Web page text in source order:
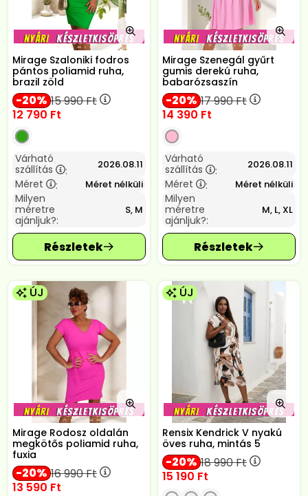
Mirage Szaloniki fodros
pántos poliamid ruha,
brazil zöld
20 15 990Ft
12 790 Ft
Várható
szállítás
: 2026.08.11
Méret : Méret nélküli
Milyen
méretre
ajánljuk?:
S, M
Mirage Szenegál gyűrt
gumis derekú ruha,
babarózsaszín
20 17 990Ft
14 390 Ft
Várható
szállítás
: 2026.08.11
Méret : Méret nélküli
Milyen
méretre
ajánljuk?:
M, L, XL
ÚJ
Mirage Rodosz oldalán
megkötős poliamid ruha,
fuxia
20 16 990Ft
13 590 Ft
ÚJ
Rensix Kendrick V nyakú
öves ruha, mintás 5
20 18 990Ft
15 190 Ft